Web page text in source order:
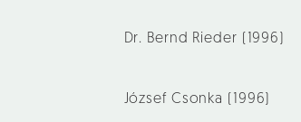
Dr. Bernd Rieder (1996)
József Csonka (1996)